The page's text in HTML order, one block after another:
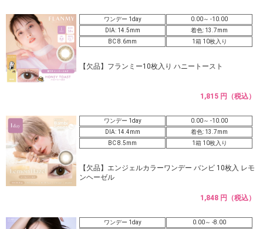
ワンデー 1day
0.00～ -10.00
DIA: 14.5mm
着色: 13.7mm
BC 8.6mm
1箱 10枚入り
【欠品】フランミー10枚入り ハニートースト
1,815 円（税込）
ワンデー 1day
0.00～ -10.00
DIA: 14.4mm
着色: 13.7mm
BC 8.5mm
1箱 10枚入り
【欠品】エンジェルカラーワンデー バンビ 10枚入 レモ
ンヘーゼル
1,848 円（税込）
ワンデー 1day
0.00～ -8.00